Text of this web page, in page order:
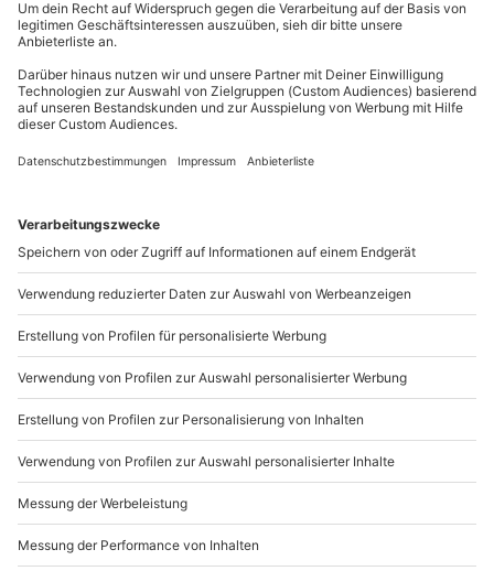
Mitzubringen: Festes Schuhwerk, Kleidung wie für
Teilnehmer
Gruppengröße: 5-10 Personen
außer an bundesweiten Feiertagen:
Mo-Fr: 8-20 Uhr | Sa: 10-16 Uhr
Du möchtest als Firma bestellen?
Sichere Dir attraktive Firmenkunden Vorteile.
Mo-Fr: 9-17 Uhr
b2b@mydays.de
www.b2b.mydays.de/
Artikelnummer: 65880
Andere Produkte entdecken